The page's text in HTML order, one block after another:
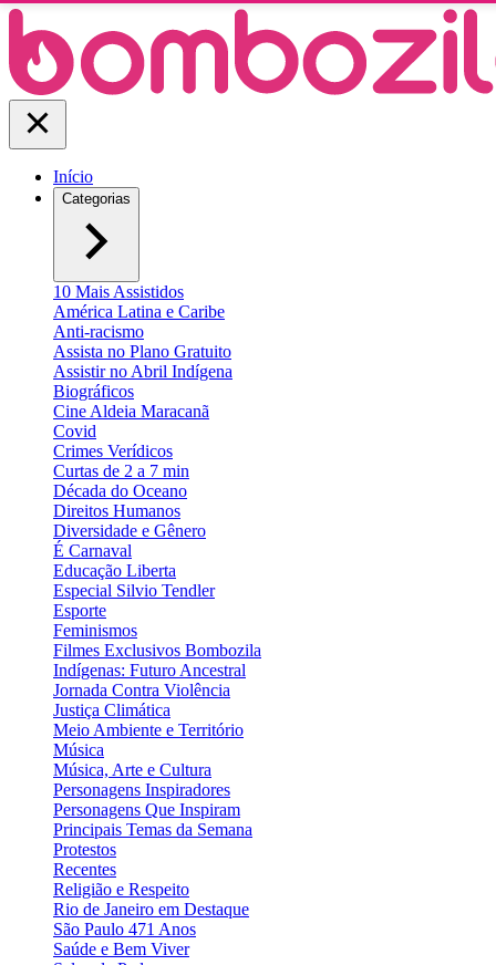
Início
Categorias
10 Mais Assistidos
América Latina e Caribe
Anti-racismo
Assista no Plano Gratuito
Assistir no Abril Indígena
Biográficos
Cine Aldeia Maracanã
Covid
Crimes Verídicos
Curtas de 2 a 7 min
Década do Oceano
Direitos Humanos
Diversidade e Gênero
É Carnaval
Educação Liberta
Especial Silvio Tendler
Esporte
Feminismos
Filmes Exclusivos Bombozila
Indígenas: Futuro Ancestral
Jornada Contra Violência
Justiça Climática
Meio Ambiente e Território
Música
Música, Arte e Cultura
Personagens Inspiradores
Personagens Que Inspiram
Principais Temas da Semana
Protestos
Recentes
Religião e Respeito
Rio de Janeiro em Destaque
São Paulo 471 Anos
Saúde e Bem Viver